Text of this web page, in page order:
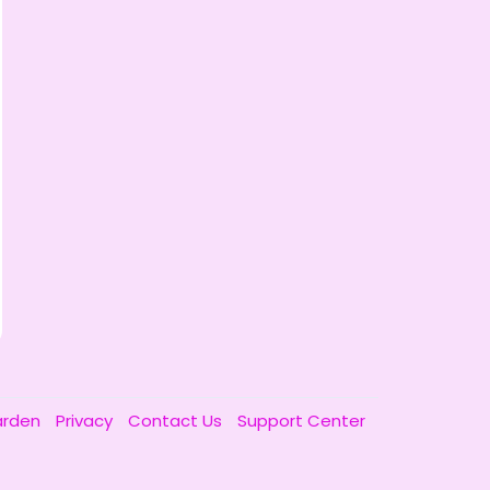
Privacy Contact Us Support Center